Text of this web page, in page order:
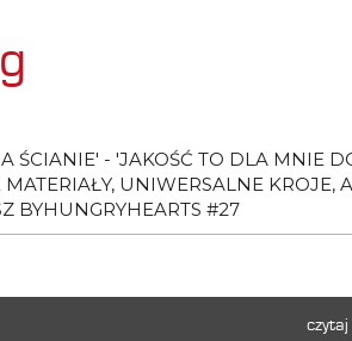
ŚCIANIE' - 'JAKOŚĆ TO DLA MNIE
UNIWERSALNE KROJE,
BYHUNGRYHEARTS #27
czytaj